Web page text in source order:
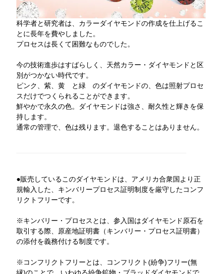
科学者と研究者は、カラーダイヤモンドの作成を仕上げるこ
とに長年を費やしました。
プロセスは長くて困難なものでした。
今の技術進歩はすばらしく、天然カラー・ダイヤモンドと区
別がつかない時代です。
ピンク、紫、黄 と緑 のダイヤモンドの、色は照射プロセ
スだけでつくられることができます。
鮮やかで永久の色。ダイヤモンドは強さ、耐久性と輝きを保
持します。
通常の管理で、色は残ります。退色することはありません。
●販売しているこのダイヤモンドは、アメリカ合衆国より正
規輸入した、キンバリープロセス証明制度を厳守したコンフ
リクトフリーです。
※キンバリー・プロセスとは、参入国はダイヤモンド原石を
取引する際、原産地証明書（キンバリー・プロセス証明書）
の添付を義務付ける制度です。
※コンフリクトフリーとは、コンフリクト(紛争)フリー(無
縁)のことで、いわゆる紛争鉱物・ブラッドダイヤモンドで